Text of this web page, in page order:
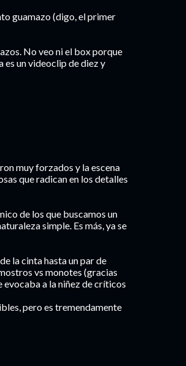
guamazo (digo, el primer
No veo ni el box porque
es un videoclip de diez y
muy forzados y la escena
que radican en los detalles
de los que buscamos un
simple. Es más, ya se
la cinta hasta un par de
vs monotes (gracias
evocaba a la niñez de críticos
pero es tremendamente